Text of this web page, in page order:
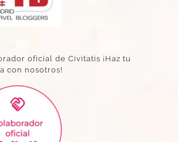
oficial de Civitatis ¡Haz tu
con nosotros!